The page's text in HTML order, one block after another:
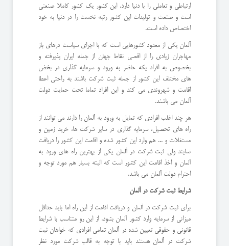
ارتباطی و تعاملی را با دنیا دارد. این کشور یک کشور کاملا صنعتی
است و صنعت و تولیدات این کشور رتبه نخست را در دنیا به خود
اختصاص داده است.
آلمان یکی از معدود کشورهایی است که با اجرای سیاست درهای باز
مهاجران زیادی را از اقصی نقاط جهان از جمله ایران پذیرفته و
بخصوص به افراد یکه حاضر به ورود و سرمایه گذاری در بخض
های مختلف این کشور از جمله ثبت شرکت باشند به راحتی اعطا
اقامت و شهروندی می کند و این افراد تماما تحت حمایت دولت
آلمان می باشند.
هر چند اغلب افرادی که تمایل به ورود به آلمان را دارند می توانند از
راه های تحصیل، سرمایه گذاری در سایر شرکت ها، خرید زمین و
مستغلات و ... هم وارد این کشور شده و اقامت این کشور را دریافت
نمایند ولی ثبت شرکت در آلمان یکی از بهترین راه های ورود به
آلمان و اخذ اقامت این کشور است که البته بسیار هم مورد توجه و
احترام دولت آلمان می باشد.
شرایط ثبت شرکت در آلمان
برای ثبت شرکت در آلمان و دریافت اقامت از این راه اما باید حداقل
میزانی از سرمایه وارد کشور آلمان بشود. از این رو متناسب با شرایط
قانونی و حقوقی تعیین شده در آلمان تمامی افرادی که خواهان ثبت
شرکت در آلمان هستند باید با توجه به قالب شرکت مورد نظر